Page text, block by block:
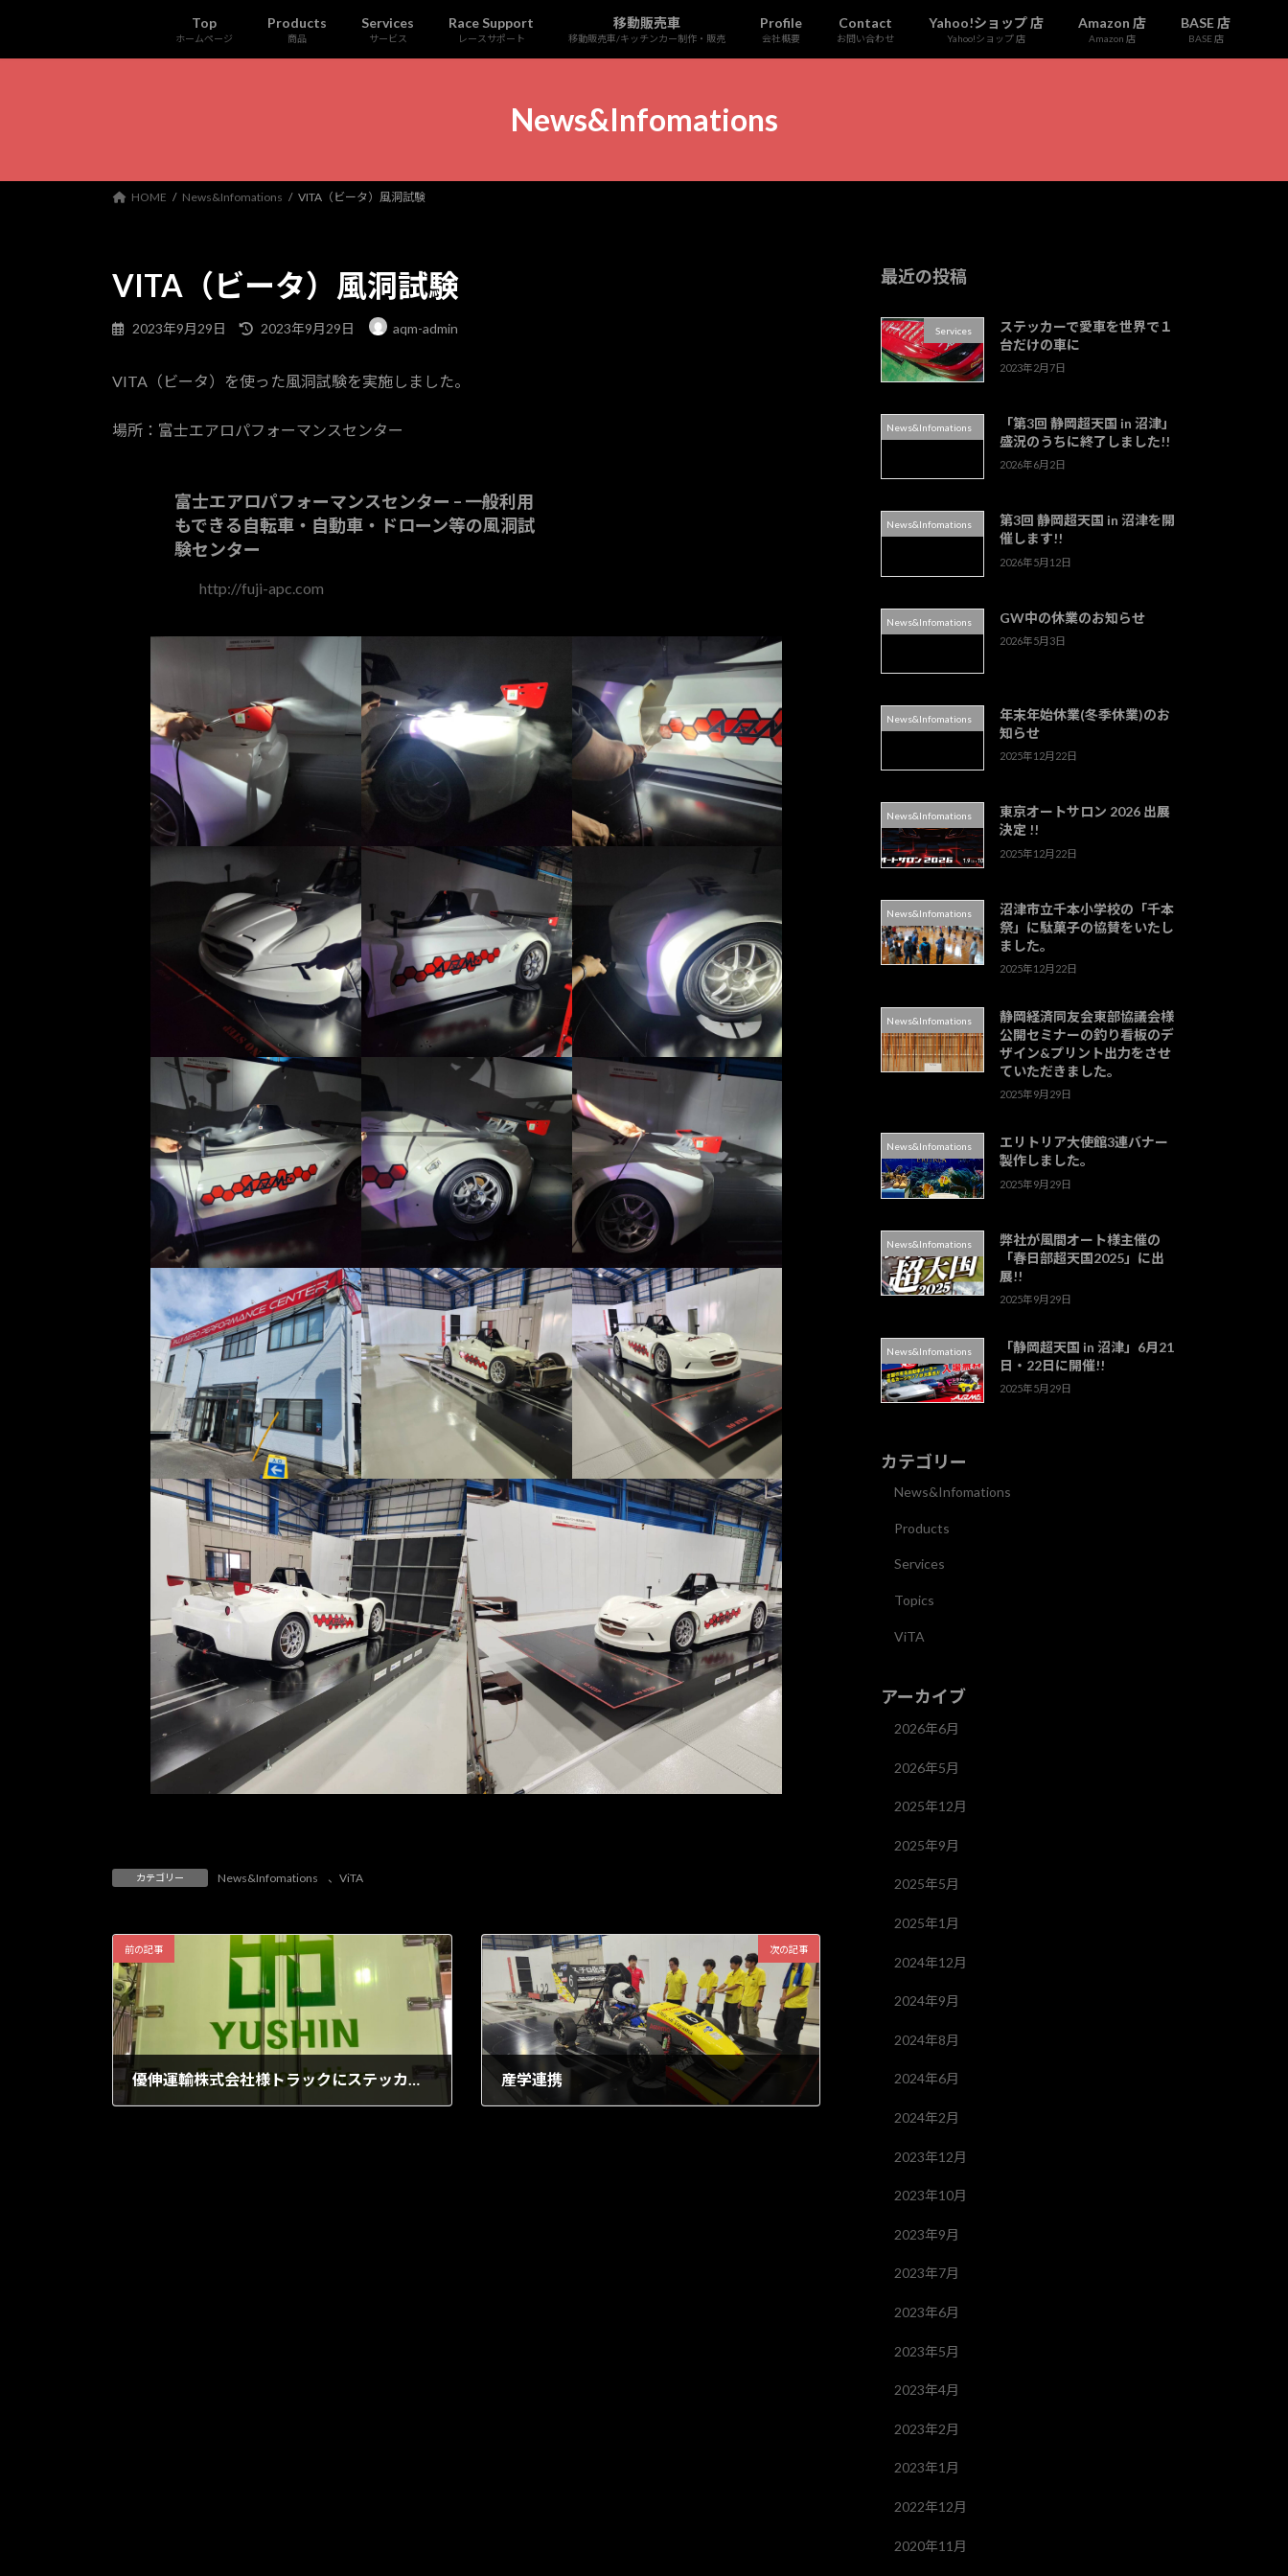
テ
ゲ
Top
ホームページ
Products
商品
Services
サービス
Race Support
レースサポート
移動販売車
移動販売車/キッチンカー制作・販売
Profile
会社概要
Contact
お問い合わせ
Yahoo!ショップ 店
Yahoo!ショップ 店
Amazon 店
Amazon 店
BASE 店
BASE 店
News&Infomations
HOME News&Infomations VITA（ビータ）風洞試験
VITA（ビータ）風洞試験
2023年9月29日
最
新
:
2023年9月29日 aqm-admin
VITA（ビータ）を使った風洞試験を実施しました。
場所：富士エアロパフォーマンスセンター
富士エアロパフォーマンスセンター – 一般利用
もできる自転車・自動車・ドローン等の風洞試
験センター
http://fuji-apc.com
カテゴリー News&Infomations 、 ViTA
前の記事
優伸運輸株式会社様トラックにステッカーを制作
次の記事
産学連携
最近の投稿
Services
ステッカーで愛車を世界で１
台だけの車に
2023年2月7日
News&Infomations
「第3回 静岡超天国 in 沼津」
盛況のうちに終了しました!!
2026年6月2日
News&Infomations
第3回 静岡超天国 in 沼津を開
催します!!
2026年5月12日
News&Infomations GW中の休業のお知らせ
2026年5月3日
News&Infomations
年末年始休業(冬季休業)のお
知らせ
2025年12月22日
News&Infomations
東京オートサロン 2026 出展
決定 !!
2025年12月22日
News&Infomations
沼津市立千本小学校の「千本
祭」に駄菓子の協賛をいたし
ました。
2025年12月22日
News&Infomations
静岡経済同友会東部協議会様
公開セミナーの釣り看板のデ
ザイン&プリント出力をさせ
ていただきました。
2025年9月29日
News&Infomations
エリトリア大使館3連バナー
製作しました。
2025年9月29日
News&Infomations
弊社が風間オート様主催の
「春日部超天国2025」に出
展!!
2025年9月29日
News&Infomations
「静岡超天国 in 沼津」6月21
日・22日に開催!!
2025年5月29日
カテゴリー
News&Infomations
Products
Services
Topics
ViTA
アーカイブ
2026年6月
2026年5月
2025年12月
2025年9月
2025年5月
2025年1月
2024年12月
2024年9月
2024年8月
2024年6月
2024年2月
2023年12月
2023年10月
2023年9月
2023年7月
2023年6月
2023年5月
2023年4月
2023年2月
2023年1月
2022年12月
2020年11月